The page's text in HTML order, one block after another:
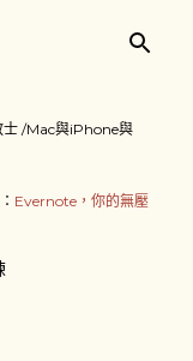
士 /Mac與iPhone與
Evernote，你的無壓